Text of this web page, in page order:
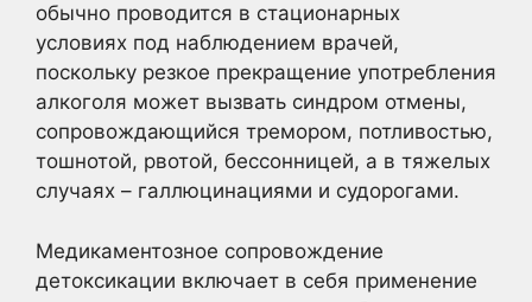
обычно проводится в стационарных
условиях под наблюдением врачей,
поскольку резкое прекращение употребления
алкоголя может вызвать синдром отмены,
сопровождающийся тремором, потливостью,
тошнотой, рвотой, бессонницей, а в тяжелых
случаях – галлюцинациями и судорогами.
Медикаментозное сопровождение
детоксикации включает в себя применение